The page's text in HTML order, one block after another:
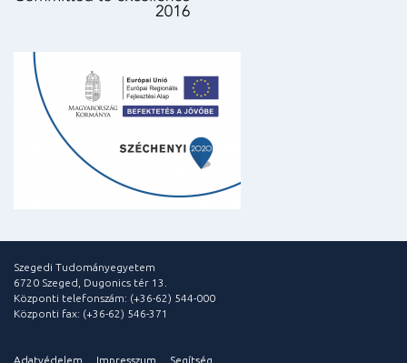
Szegedi Tudományegyetem
6720 Szeged, Dugonics tér 13.
Központi telefonszám: (+36-62) 544-000
Központi fax: (+36-62) 546-371
Adatvédelem Impresszum Segítség